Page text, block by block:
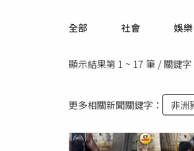
全部 社會 娛樂
顯示結果第 1 ~ 17 筆 / 關鍵
更多相關新聞關鍵字： 非洲